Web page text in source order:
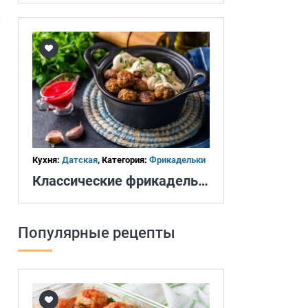
Кухня: Датская, Категория: Фрикадельки
Классические фрикадельки
Популярные рецепты